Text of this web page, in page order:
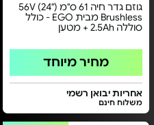
גוזם גדר חיה 61 ס"מ ("24) 56V
Brushless מבית EGO - כולל
סוללה 2.5Ah + מטען
מחיר מיוחד
אחריות יבואן רשמי
משלוח חינם